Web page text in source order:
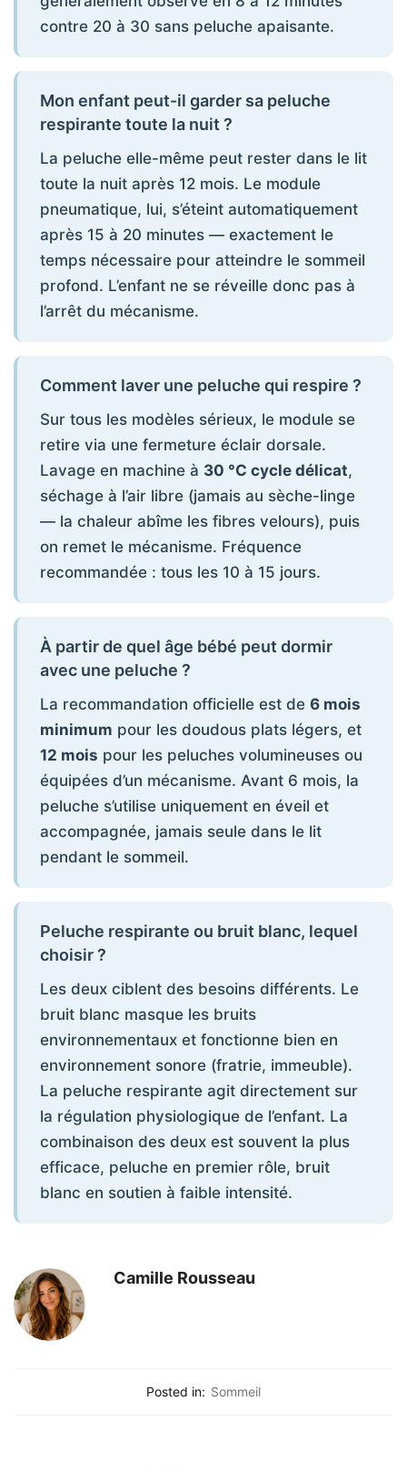
contre 20 à 30 sans peluche apaisante.
Mon enfant peut-il garder sa peluche
respirante toute la nuit ?
La peluche elle-même peut rester dans le lit
toute la nuit après 12 mois. Le module
pneumatique, lui, s’éteint automatiquement
après 15 à 20 minutes — exactement le
temps nécessaire pour atteindre le sommeil
profond. L’enfant ne se réveille donc pas à
l’arrêt du mécanisme.
Comment laver une peluche qui respire ?
Sur tous les modèles sérieux, le module se
retire via une fermeture éclair dorsale.
Lavage en machine à 30 °C cycle délicat,
séchage à l’air libre (jamais au sèche-linge
— la chaleur abîme les fibres velours), puis
on remet le mécanisme. Fréquence
recommandée : tous les 10 à 15 jours.
À partir de quel âge bébé peut dormir
avec une peluche ?
La recommandation officielle est de 6 mois
minimum pour les doudous plats légers, et
12 mois pour les peluches volumineuses ou
équipées d’un mécanisme. Avant 6 mois, la
peluche s’utilise uniquement en éveil et
accompagnée, jamais seule dans le lit
pendant le sommeil.
Peluche respirante ou bruit blanc, lequel
choisir ?
Les deux ciblent des besoins différents. Le
bruit blanc masque les bruits
environnementaux et fonctionne bien en
environnement sonore (fratrie, immeuble).
La peluche respirante agit directement sur
la régulation physiologique de l’enfant. La
combinaison des deux est souvent la plus
efficace, peluche en premier rôle, bruit
blanc en soutien à faible intensité.
Camille Rousseau
Posted in: Sommeil